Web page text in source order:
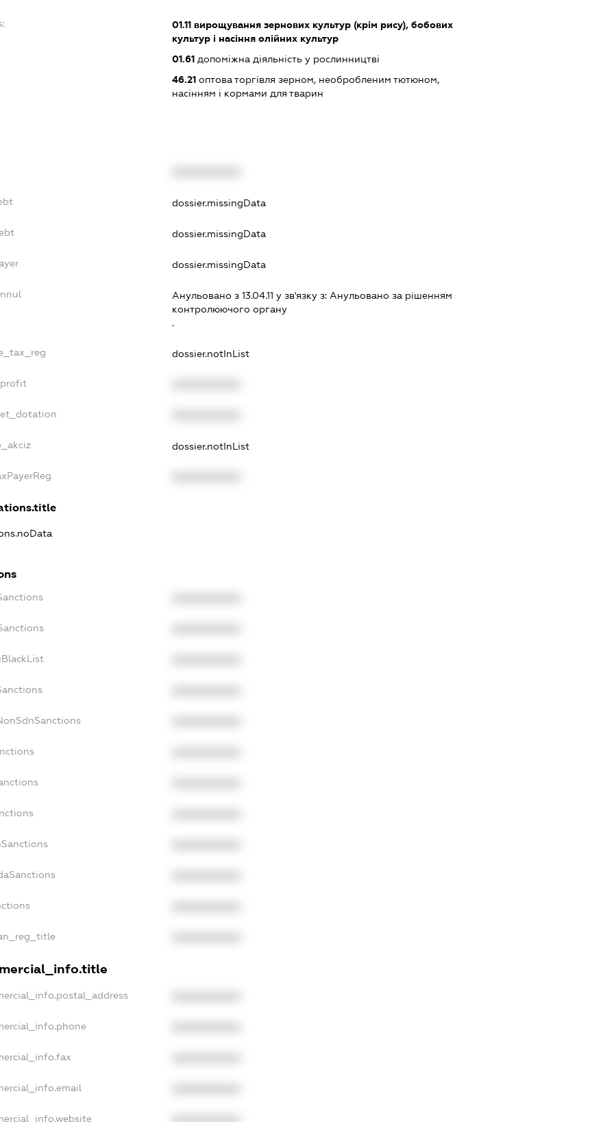
01.11вирощування зернових культур (крім рису), бобових
культур і насіння олійних культур
01.61допоміжна діяльність у рослинництві
46.21оптова торгівля зерном, необробленим тютюном,
насінням і кормами для тварин
dossier.missingData
dossier.missingData
dossier.missingData
Анульовано з 13.04.11 у зв'язку з: Анульовано за рiшенням
контролюючого органу
.
dossier.notInList
dossier.notInList